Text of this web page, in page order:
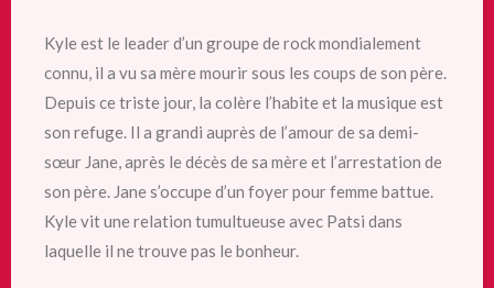
Kyle est le leader d’un groupe de rock mondialement
connu, il a vu sa mère mourir sous les coups de son père.
Depuis ce triste jour, la colère l’habite et la musique est
son refuge. Il a grandi auprès de l’amour de sa demi-
sœur Jane, après le décès de sa mère et l’arrestation de
son père. Jane s’occupe d’un foyer pour femme battue.
Kyle vit une relation tumultueuse avec Patsi dans
laquelle il ne trouve pas le bonheur.